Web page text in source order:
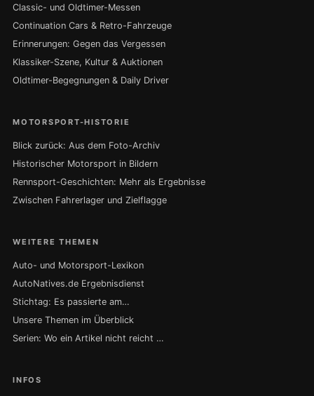
Classic- und Oldtimer-Messen
Continuation Cars & Retro-Fahrzeuge
Erinnerungen: Gegen das Vergessen
Klassiker-Szene, Kultur & Auktionen
Oldtimer-Begegnungen & Daily Driver
MOTORSPORT-HISTORIE
Blick zurück: Aus dem Foto-Archiv
Historischer Motorsport in Bildern
Rennsport-Geschichten: Mehr als Ergebnisse
Zwischen Fahrerlager und Zielflagge
WEITERE THEMEN
Auto- und Motorsport-Lexikon
AutoNatives.de Ergebnisdienst
Stichtag: Es passierte am…
Unsere Themen im Überblick
Serien: Wo ein Artikel nicht reicht …
INFOS